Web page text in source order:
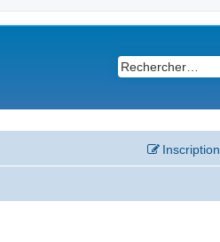
Inscription